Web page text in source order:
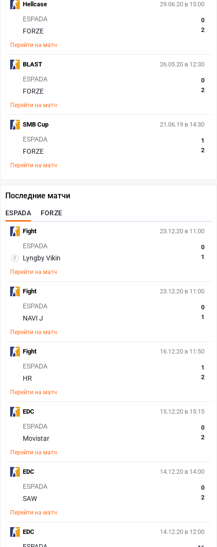
29.06.20 в 15:00
ESPADA
FORZE
0
2
Перейти на матч
Hellcase
26.05.20 в 12:30
ESPADA
FORZE
0
2
Перейти на матч
BLAST
21.06.19 в 14:30
ESPADA
FORZE
1
2
Перейти на матч
SMB Cup
Последние матчи
ESPADA FORZE
23.12.20 в 11:00
ESPADA
Lyngby Vikin
0
1
Перейти на матч
Fight
23.12.20 в 11:00
ESPADA
NAVI J
0
1
Перейти на матч
Fight
16.12.20 в 11:50
ESPADA
HR
1
2
Перейти на матч
Fight
15.12.20 в 15:15
ESPADA
Movistar
0
2
Перейти на матч
EDC
14.12.20 в 14:00
ESPADA
SAW
0
2
Перейти на матч
EDC
14.12.20 в 12:00
EDC